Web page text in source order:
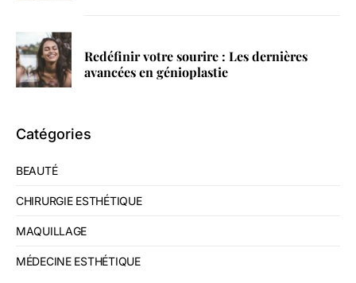
Redéfinir votre sourire : Les dernières
avancées en génioplastie
Catégories
BEAUTÉ
CHIRURGIE ESTHÉTIQUE
MAQUILLAGE
MÉDECINE ESTHÉTIQUE